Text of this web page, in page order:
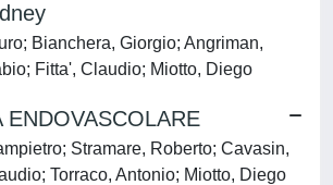
Bianchera, Giorgio; Angriman,
Fitta', Claudio; Miotto, Diego
ENDOVASCOLARE
Stramare, Roberto; Cavasin,
Torraco, Antonio; Miotto, Diego